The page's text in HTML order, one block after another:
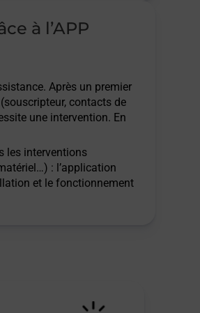
à l’APP
Après un premier
contacts de
une intervention. En
les interventions
: l’application
et le fonctionnement